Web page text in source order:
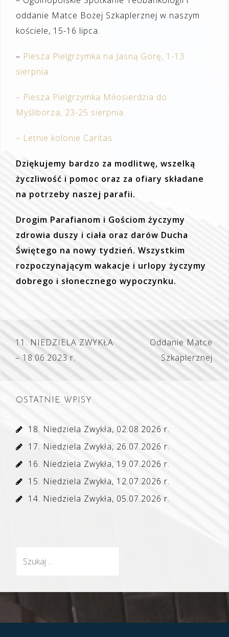
oddanie Matce Bożej Szkaplerznej w naszym
kościele, 15-16 lipca.
– Piesza Pielgrzymka na Jasną Górę, 1-13
sierpnia.
– Piesza Pielgrzymka Miłosierdzia do
Myśliborza, 23-25 sierpnia.
– Letnie kolonie Caritas.
Dziękujemy bardzo za modlitwę, wszelką
życzliwość i pomoc oraz za ofiary składane
na potrzeby naszej parafii.
Drogim Parafianom i Gościom życzymy
zdrowia duszy i ciała oraz darów Ducha
Świętego na nowy tydzień. Wszystkim
rozpoczynającym wakacje i urlopy życzymy
dobrego i słonecznego wypoczynku.
Nawigacja
wpisu
11. NIEDZIELA ZWYKŁA
– 18.06.2023 r.
Oddanie Matce
Szkaplerznej
OSTATNIE WPISY
18. Niedziela Zwykła, 02.08.2026 r.
17. Niedziela Zwykła, 26.07.2026 r.
16. Niedziela Zwykła, 19.07.2026 r.
15. Niedziela Zwykła, 12.07.2026 r.
14. Niedziela Zwykła, 05.07.2026 r.